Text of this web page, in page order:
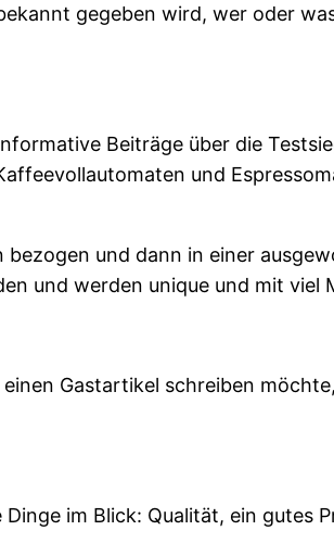
gegeben wird, wer oder
Beiträge über die
und
und dann in einer
und werden unique und mit viel
Gastartikel schreiben
im Blick: Qualität, ein gutes